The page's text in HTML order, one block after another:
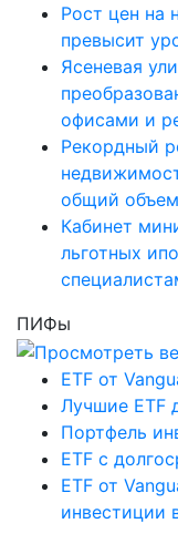
Рост цен на
превысит
Ясеневая
офисами и
Рекордный
общий
Кабинет
льготных
ПИФы
ETF от
Лучшие ETF
Портфель
ETF с
ETF от
инвестиции